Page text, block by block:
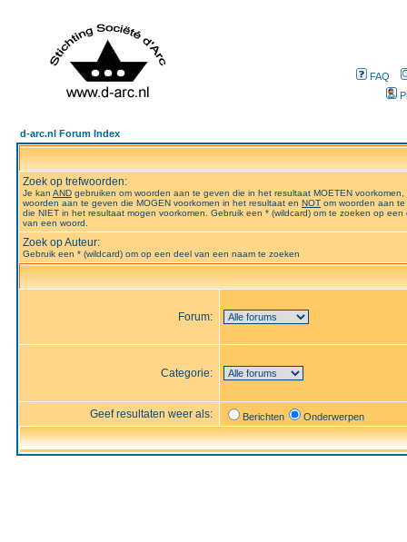
FAQ
d-arc.nl Forum Index
Zoek op trefwoorden:
Je kan AND gebruiken om woorden aan te geven die in het resultaat MOETEN voorkomen,
woorden aan te geven die MOGEN voorkomen in het resultaat en NOT om woorden aan
die NIET in het resultaat mogen voorkomen. Gebruik een * (wildcard) om te zoeken op een
van een woord.
Zoek op Auteur:
Gebruik een * (wildcard) om op een deel van een naam te zoeken
Forum:
Categorie:
Geef resultaten weer als: Berichten Onderwerpen